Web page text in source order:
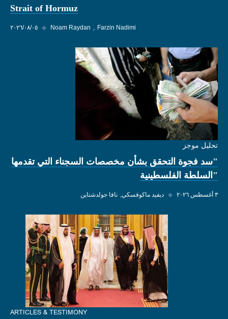
Strait of Hormuz
٠٥‏/٠٨‏/٢٠٢٦ ◆ Noam Raydan Farzin Nadimi
تحليل موجز
"سد فجوة التحقق بشأن مخصصات السجناء التي تقدمها
"السلطة الفلسطينية
٣ أغسطس ٢٠٢٦ ◆ ديفيد ماكوفسكي نافا جولدشتاين
ARTICLES & TESTIMONY